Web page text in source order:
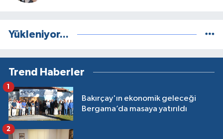
Yükleniyor...
Trend Haberler
Bakırçay'ın ekonomik geleceği
Bergama’da masaya yatırıldı
1
2